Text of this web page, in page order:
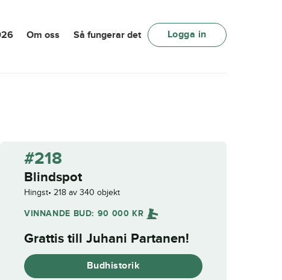
Om oss Så fungerar det Logga in
#218
Blindspot
Hingst 218 av 340 objekt
VINNANDE BUD: 90 000 KR
Grattis till Juhani Partanen!
Budhistorik